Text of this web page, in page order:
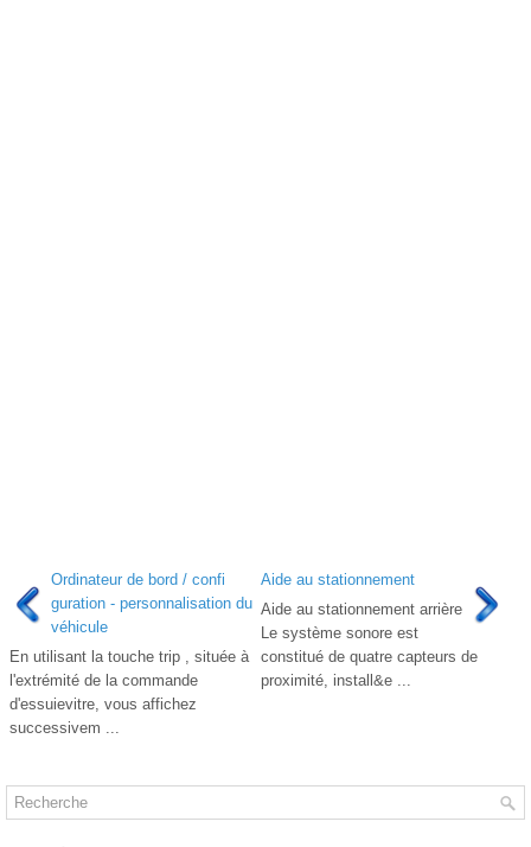
Ordinateur de bord / confi
guration - personnalisation du
véhicule
En utilisant la touche trip , située à
l'extrémité de la commande
d'essuievitre, vous affichez
successivem ...
Aide au stationnement
Aide au stationnement arrière
Le système sonore est
constitué de quatre capteurs de
proximité, install&e ...